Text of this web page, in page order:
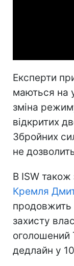
Експерти
маються на
зміна
відкритих
Збройних
не
В ISW також
Кремля
продовжить
захисту
оголошений
дедлайн у